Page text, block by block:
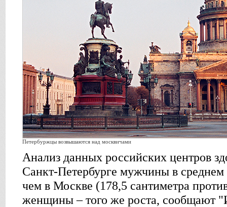
Петербуржцы возвышаются над москвичами
Анализ данных российских центров
Санкт-Петербурге мужчины в
чем в Москве (178,5 сантиметра
женщины – того же роста, сообщают